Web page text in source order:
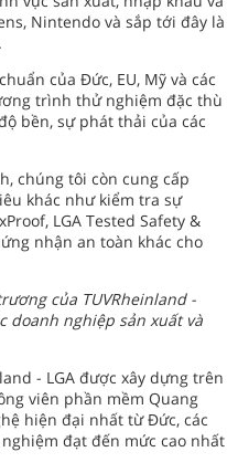
Nintendo và sắp tới đây là
của Đức, EU, Mỹ và các
trình thử nghiệm đặc thù
bền, sự phát thải của các
chúng tôi còn cung cấp
khác như kiểm tra sự
LGA Tested Safety &
nhận an toàn khác cho
của TUVRheinland -
doanh nghiệp sản xuất và
- LGA được xây dựng trên
viên phần mềm Quang
hiện đại nhất từ Đức, các
đạt đến mức cao nhất